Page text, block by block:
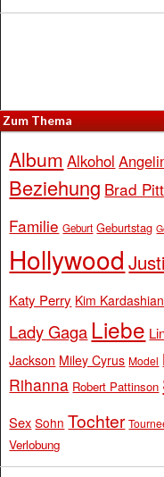
Zum Thema
Album Alkohol
Beziehung Brad Pitt
Familie Geburt Geburtstag
Hollywood
Katy Perry Kim Kardashian
Lady Gaga Liebe
Jackson Miley Cyrus Model
Rihanna Robert Pattinson
Sex Sohn Tochter
Verlobung